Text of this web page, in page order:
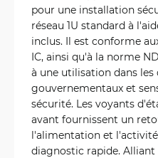
pour une installation
réseau 1U standard à
inclus. Il est conforme
IC, ainsi qu'à la norme
à une utilisation dans
gouvernementaux et
sécurité. Les voyants
avant fournissent un
l'alimentation et
diagnostic rapide.